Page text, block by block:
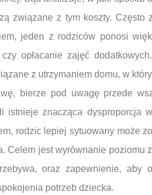
związane z tym koszty.
jeden z rodziców ponosi
opłacanie zajęć
z utrzymaniem domu, w
bierze pod uwagę przede
istnieje znacząca dysproporcja
rodzic lepiej sytuowany może
Celem jest wyrównanie poziomu
oraz zapewnienie, aby
potrzeb dziecka.